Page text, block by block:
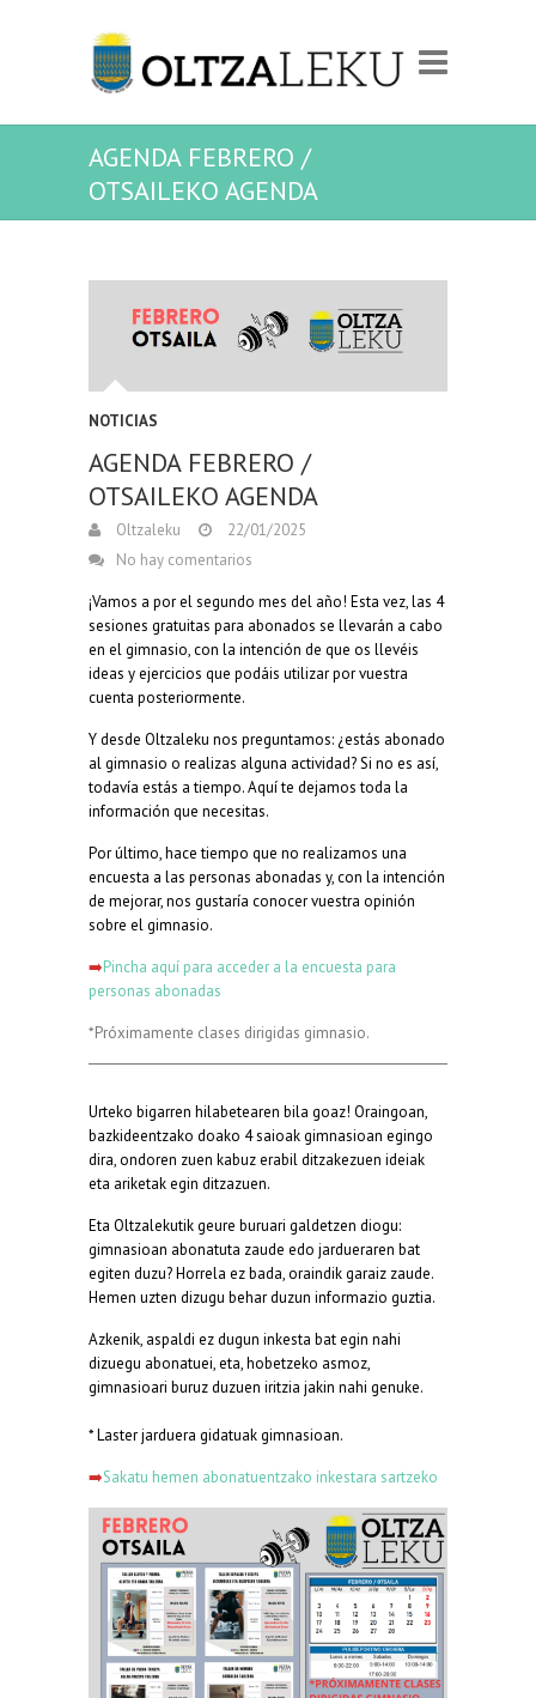
AGENDA FEBRERO /
OTSAILEKO AGENDA
NOTICIAS
AGENDA FEBRERO /
OTSAILEKO AGENDA
Oltzaleku
22/01/2025
No hay comentarios
¡Vamos a por el segundo mes del año! Esta vez, las 4
sesiones gratuitas para abonados se llevarán a cabo
en el gimnasio, con la intención de que os llevéis
ideas y ejercicios que podáis utilizar por vuestra
cuenta posteriormente.
Y desde Oltzaleku nos preguntamos: ¿estás abonado
al gimnasio o realizas alguna actividad? Si no es así,
todavía estás a tiempo. Aquí te dejamos toda la
información que necesitas.
Por último, hace tiempo que no realizamos una
encuesta a las personas abonadas y, con la intención
de mejorar, nos gustaría conocer vuestra opinión
sobre el gimnasio.
➡️Pincha aquí para acceder a la encuesta para
personas abonadas
*Próximamente clases dirigidas gimnasio.
Urteko bigarren hilabetearen bila goaz! Oraingoan,
bazkideentzako doako 4 saioak gimnasioan egingo
dira, ondoren zuen kabuz erabil ditzakezuen ideiak
eta ariketak egin ditzazuen.
Eta Oltzalekutik geure buruari galdetzen diogu:
gimnasioan abonatuta zaude edo jardueraren bat
egiten duzu? Horrela ez bada, oraindik garaiz zaude.
Hemen uzten dizugu behar duzun informazio guztia.
Azkenik, aspaldi ez dugun inkesta bat egin nahi
dizuegu abonatuei, eta, hobetzeko asmoz,
gimnasioari buruz duzuen iritzia jakin nahi genuke.
* Laster jarduera gidatuak gimnasioan.
➡️Sakatu hemen abonatuentzako inkestara sartzeko